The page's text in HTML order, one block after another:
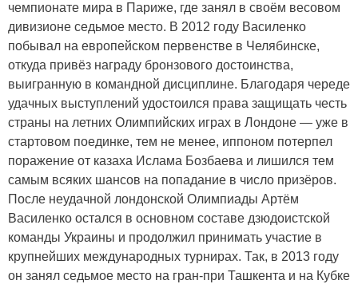
чемпионате мира в Париже, где занял в своём весовом
дивизионе седьмое место. В 2012 году Василенко
побывал на европейском первенстве в Челябинске,
откуда привёз награду бронзового достоинства,
выигранную в командной дисциплине. Благодаря череде
удачных выступлений удостоился права защищать честь
страны на летних Олимпийских играх в Лондоне — уже в
стартовом поединке, тем не менее, иппоном потерпел
поражение от казаха Ислама Бозбаева и лишился тем
самым всяких шансов на попадание в число призёров.
После неудачной лондонской Олимпиады Артём
Василенко остался в основном составе дзюдоистской
команды Украины и продолжил принимать участие в
крупнейших международных турнирах. Так, в 2013 году
он занял седьмое место на гран-при Ташкента и на Кубке